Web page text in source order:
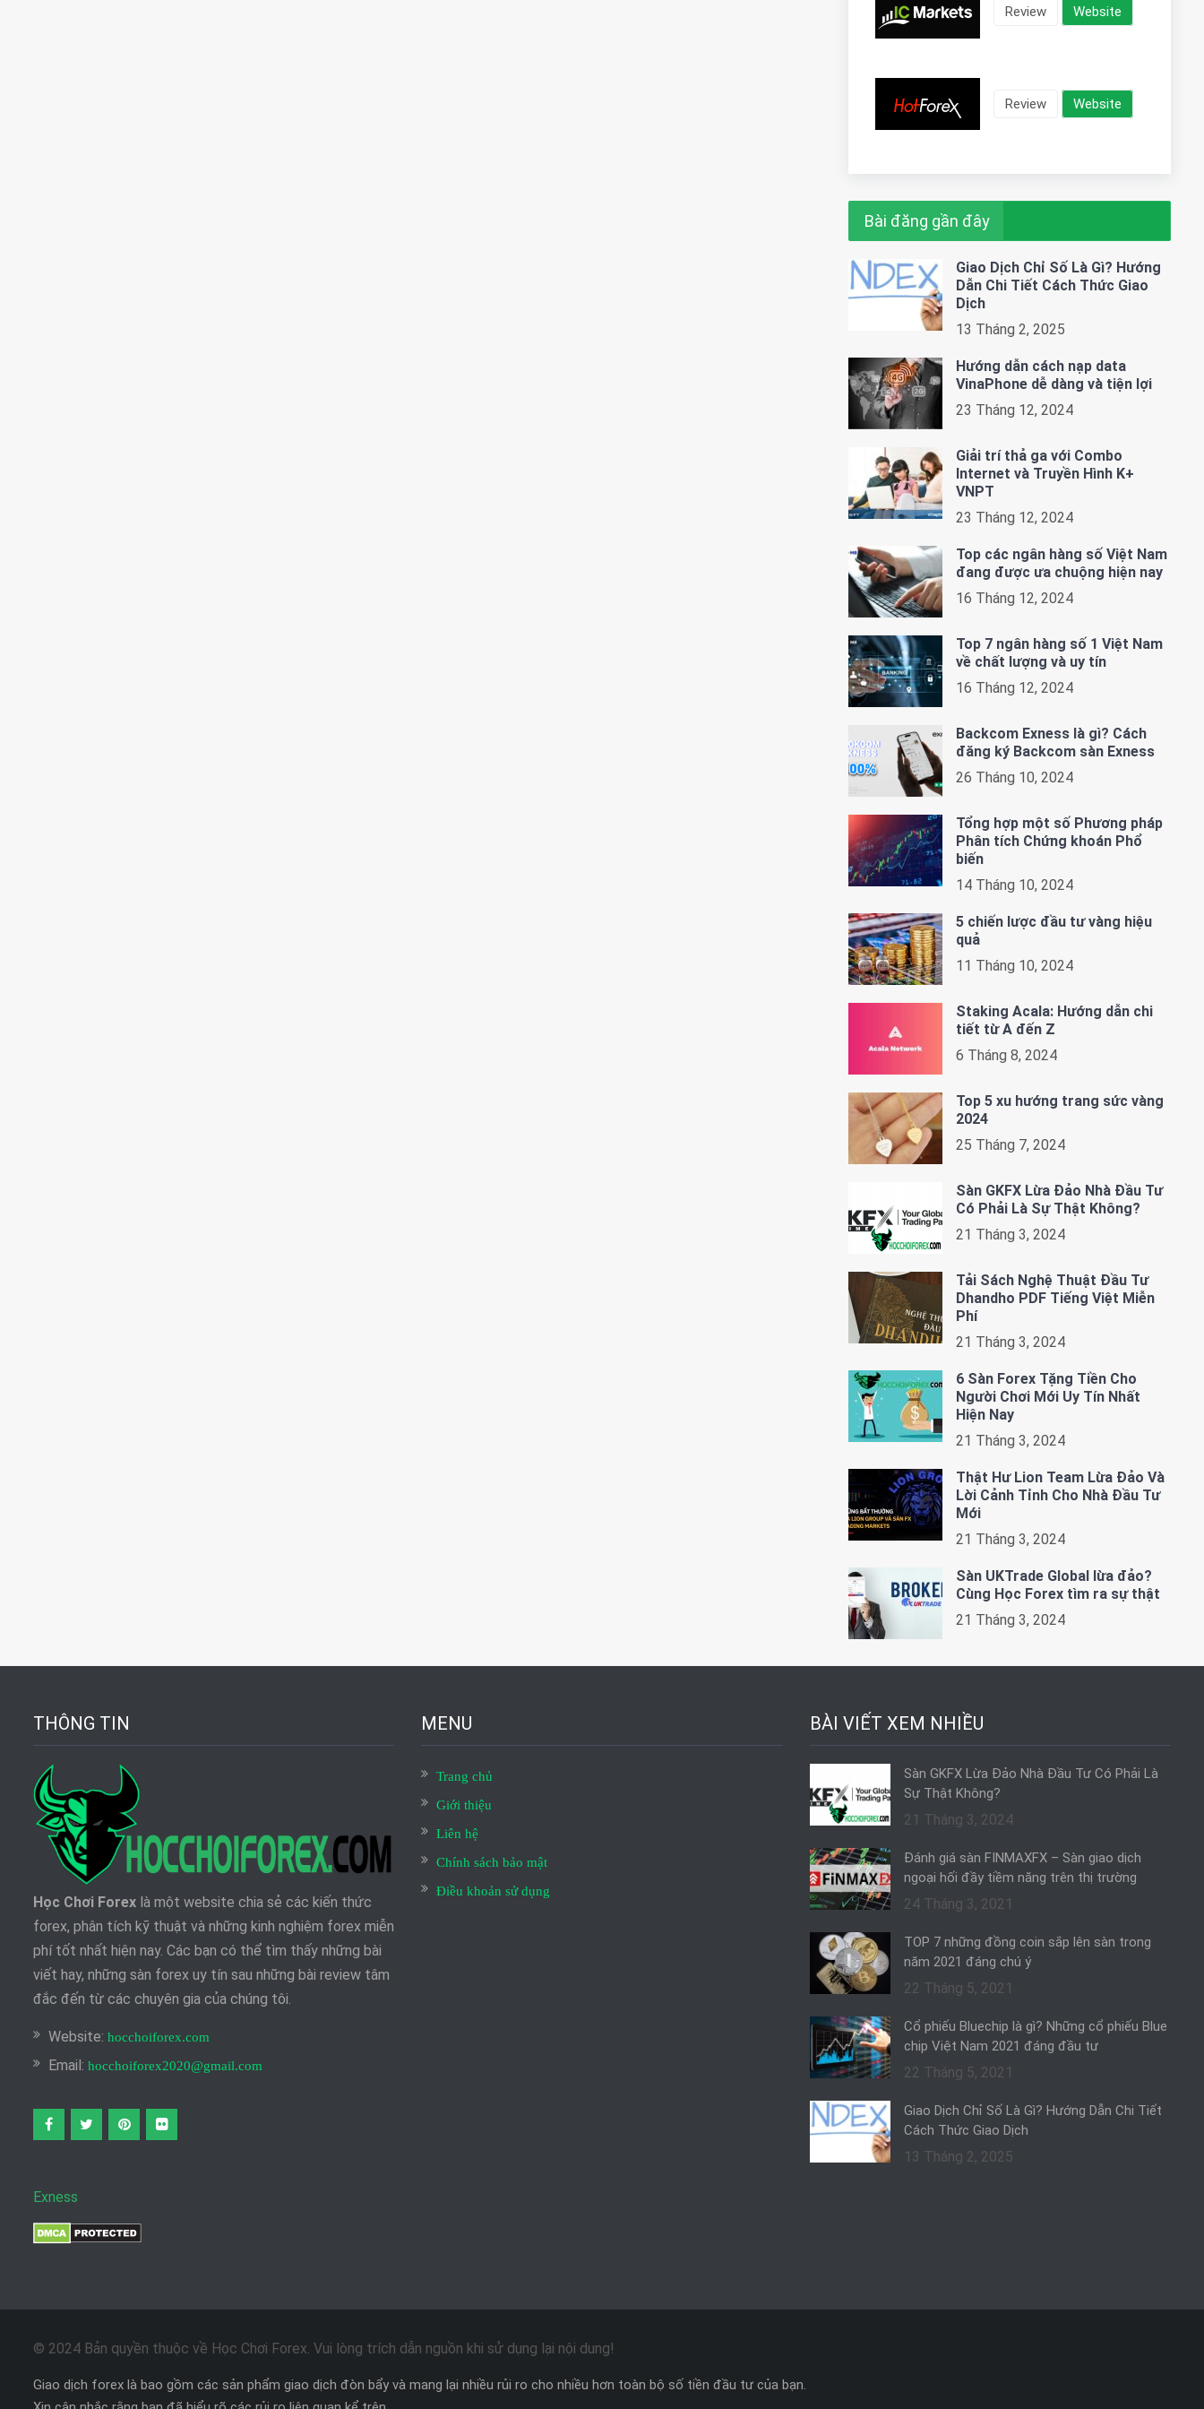
Review Website
Review Website
Bài đăng gần đây
Giao Dịch Chỉ Số Là Gì? Hướng
Dẫn Chi Tiết Cách Thức Giao
Dịch
13 Tháng 2, 2025
Hướng dẫn cách nạp data
VinaPhone dễ dàng và tiện lợi
23 Tháng 12, 2024
Giải trí thả ga với Combo
Internet và Truyền Hình K+
VNPT
23 Tháng 12, 2024
Top các ngân hàng số Việt Nam
đang được ưa chuộng hiện nay
16 Tháng 12, 2024
Top 7 ngân hàng số 1 Việt Nam
về chất lượng và uy tín
16 Tháng 12, 2024
Backcom Exness là gì? Cách
đăng ký Backcom sàn Exness
26 Tháng 10, 2024
Tổng hợp một số Phương pháp
Phân tích Chứng khoán Phổ
biến
14 Tháng 10, 2024
5 chiến lược đầu tư vàng hiệu
quả
11 Tháng 10, 2024
Staking Acala: Hướng dẫn chi
tiết từ A đến Z
6 Tháng 8, 2024
Top 5 xu hướng trang sức vàng
2024
25 Tháng 7, 2024
Sàn GKFX Lừa Đảo Nhà Đầu Tư
Có Phải Là Sự Thật Không?
21 Tháng 3, 2024
Tải Sách Nghệ Thuật Đầu Tư
Dhandho PDF Tiếng Việt Miễn
Phí
21 Tháng 3, 2024
6 Sàn Forex Tặng Tiền Cho
Người Chơi Mới Uy Tín Nhất
Hiện Nay
21 Tháng 3, 2024
Thật Hư Lion Team Lừa Đảo Và
Lời Cảnh Tỉnh Cho Nhà Đầu Tư
Mới
21 Tháng 3, 2024
Sàn UKTrade Global lừa đảo?
Cùng Học Forex tìm ra sự thật
21 Tháng 3, 2024
THÔNG TIN
Học Chơi Forex là một website chia sẻ các kiến thức
forex, phân tích kỹ thuật và những kinh nghiệm forex miễn
phí tốt nhất hiện nay. Các bạn có thể tìm thấy những bài
viết hay, những sàn forex uy tín sau những bài review tâm
đắc đến từ các chuyên gia của chúng tôi.
Website: hocchoiforex.com
Email: hocchoiforex2020@gmail.com
Exness
MENU
Trang chủ
Giới thiệu
Liên hệ
Chính sách bảo mật
Điều khoản sử dụng
BÀI VIẾT XEM NHIỀU
Sàn GKFX Lừa Đảo Nhà Đầu Tư Có Phải Là
Sự Thật Không?
21 Tháng 3, 2024
Đánh giá sàn FINMAXFX – Sàn giao dịch
ngoại hối đầy tiềm năng trên thị trường
24 Tháng 3, 2021
TOP 7 những đồng coin sắp lên sàn trong
năm 2021 đáng chú ý
22 Tháng 5, 2021
Cổ phiếu Bluechip là gì? Những cổ phiếu Blue
chip Việt Nam 2021 đáng đầu tư
22 Tháng 5, 2021
Giao Dịch Chỉ Số Là Gì? Hướng Dẫn Chi Tiết
Cách Thức Giao Dịch
13 Tháng 2, 2025
© 2024 Bản quyền thuộc về Học Chơi Forex. Vui lòng trích dẫn nguồn khi sử dụng lại nội dung!
Giao dịch forex là bao gồm các sản phẩm giao dịch đòn bẩy và mang lại nhiều rủi ro cho nhiều hơn toàn bộ số tiền đầu tư của bạn.